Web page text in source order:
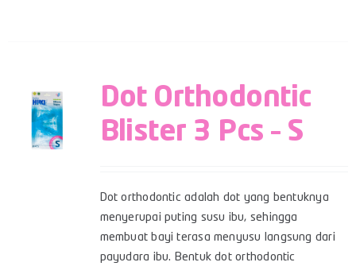
Dot Orthodontic
Blister 3 Pcs – S
Dot orthodontic adalah dot yang bentuknya
menyerupai puting susu ibu, sehingga
membuat bayi terasa menyusu langsung dari
payudara ibu. Bentuk dot orthodontic